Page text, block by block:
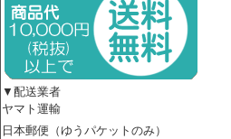
▼配送業者
ヤマト運輸
日本郵便（ゆうパケットのみ）